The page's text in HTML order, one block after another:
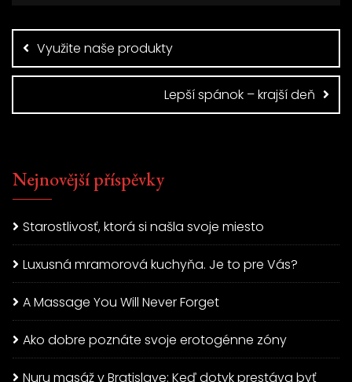
Navigace
pro
příspěvek
Využite naše produkty
Lepší spánok – krajší deň
Nejnovější příspěvky
Starostlivosť, ktorá si našla svoje miesto
Luxusná mramorová kuchyňa. Je to pre Vás?
A Massage You Will Never Forget
Ako dobre poznáte svoje erotogénne zóny
Nuru masáž v Bratislave: Keď dotyk prestáva byť